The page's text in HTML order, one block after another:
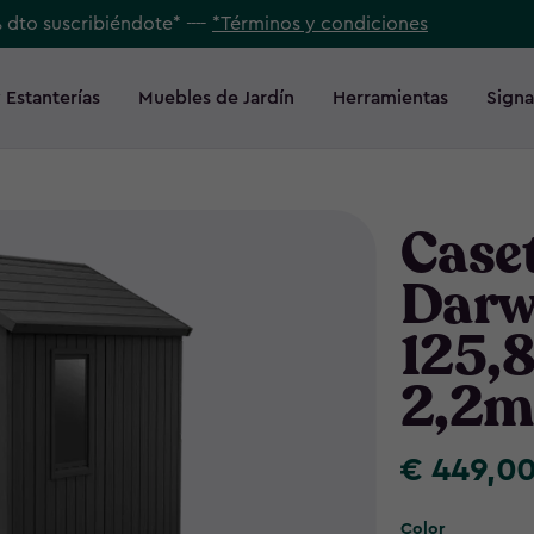
dto suscribiéndote* ---- *Términos y condiciones
Estanterías Muebles de Jardín Herramientas
€
€
Color